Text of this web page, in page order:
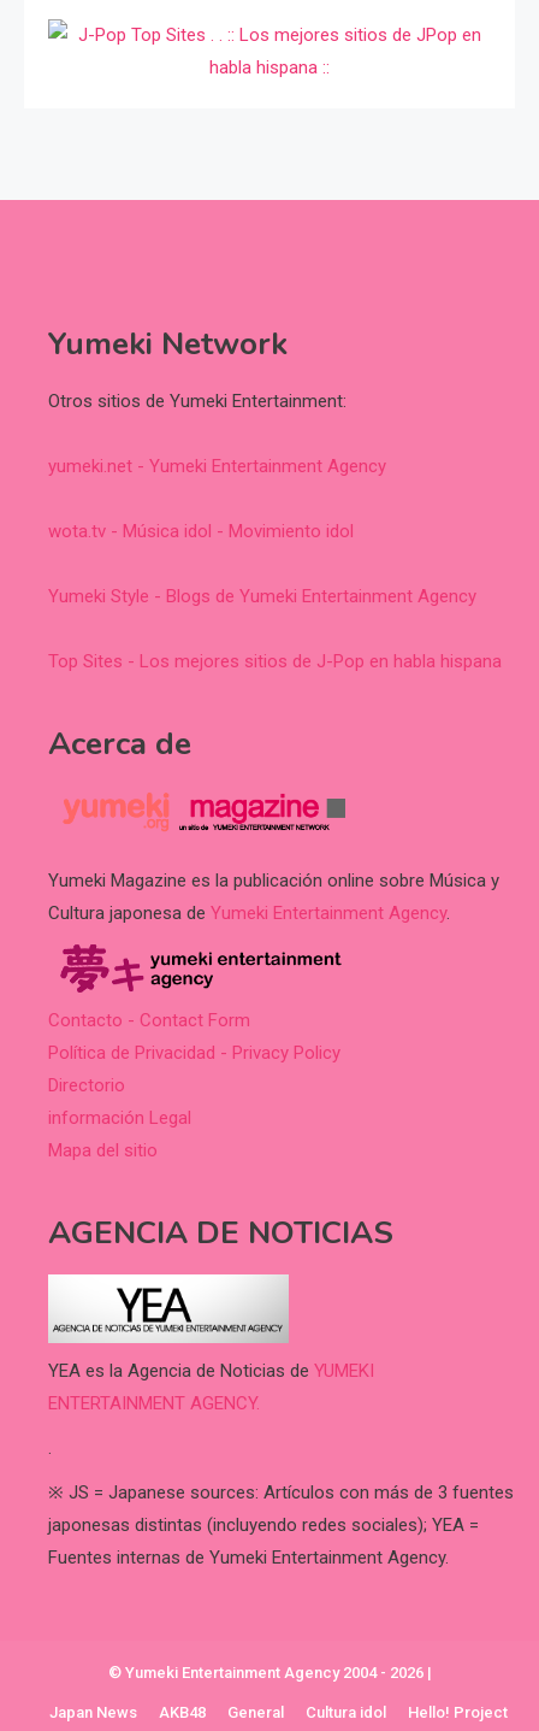
Yumeki Network
Otros sitios de Yumeki Entertainment:
yumeki.net - Yumeki Entertainment Agency
wota.tv - Música idol - Movimiento idol
Yumeki Style - Blogs de Yumeki Entertainment Agency
Top Sites - Los mejores sitios de J-Pop en habla hispana
Acerca de
Yumeki Magazine es la publicación online sobre Música y
Cultura japonesa de Yumeki Entertainment Agency.
Contacto - Contact Form
Política de Privacidad - Privacy Policy
Directorio
información Legal
Mapa del sitio
AGENCIA DE NOTICIAS
YEA es la Agencia de Noticias de YUMEKI
ENTERTAINMENT AGENCY.
.
※ JS = Japanese sources: Artículos con más de 3 fuentes
japonesas distintas (incluyendo redes sociales); YEA =
Fuentes internas de Yumeki Entertainment Agency.
© Yumeki Entertainment Agency 2004 - 2026 |
Japan News AKB48 General Cultura idol Hello! Project